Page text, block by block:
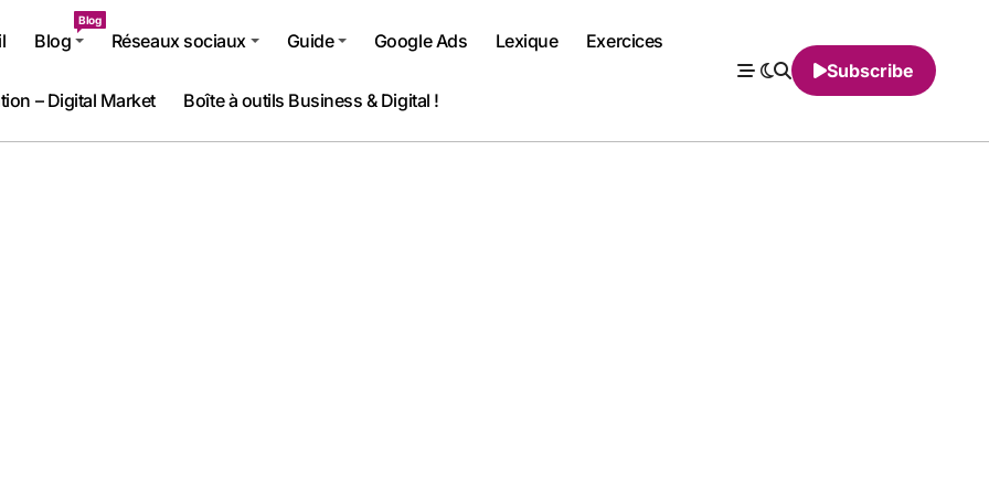
Blog
Blog
Réseaux sociaux Guide Google Ads Lexique Exercices
– Digital Market Boîte à outils Business & Digital !
Subscribe